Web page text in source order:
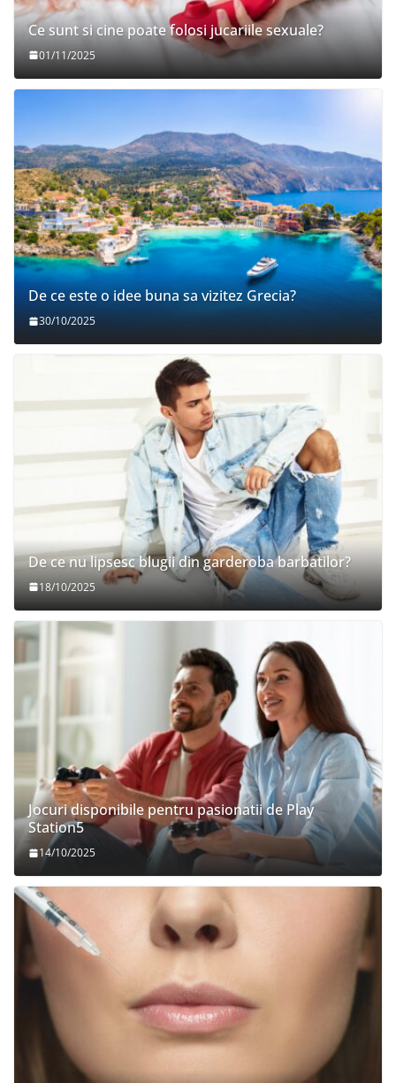
Ce sunt si cine poate folosi jucariile sexuale?
01/11/2025
De ce este o idee buna sa vizitez Grecia?
30/10/2025
De ce nu lipsesc blugii din garderoba barbatilor?
18/10/2025
Jocuri disponibile pentru pasionatii de Play
Station5
14/10/2025